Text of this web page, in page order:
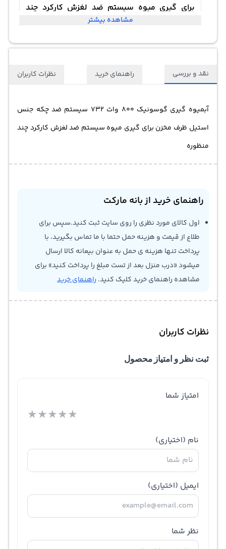
برای گیری میوه سیستم ضد لغزش کارکرد چند
مشاهده بیشتر
نقد و بررسی راهنمای خرید نظرات کاربران
آبمیوه گیری گوسونیک 800 وات 732 سیستم ضد چکه جنس
استیل ظرف مخزن برای گیری میوه سیستم ضد لغزش کارکرد چند
منظوره
راهنمای خرید از بانه مارکت
اول کالای مورد نظری را روی سایت ثبت کنید.سپس برای
طلاع از قیمت و هزینه حمل حتما با ما تماس بگیرید، با
پرداخت تنها هزینه ی حمل به عنوان بیعانه کالا ارسال
میشود «درب منزل بعد از تست مبلغ را پرداخت کنید» برای
مشاهده راهنمای خرید کلیک کنید. راهنمای خرید
نظرات کاربران
ثبت نظر و امتیاز محصول
امتیاز شما
★★★★★
نام (اختیاری)
ایمیل (اختیاری)
نظر شما